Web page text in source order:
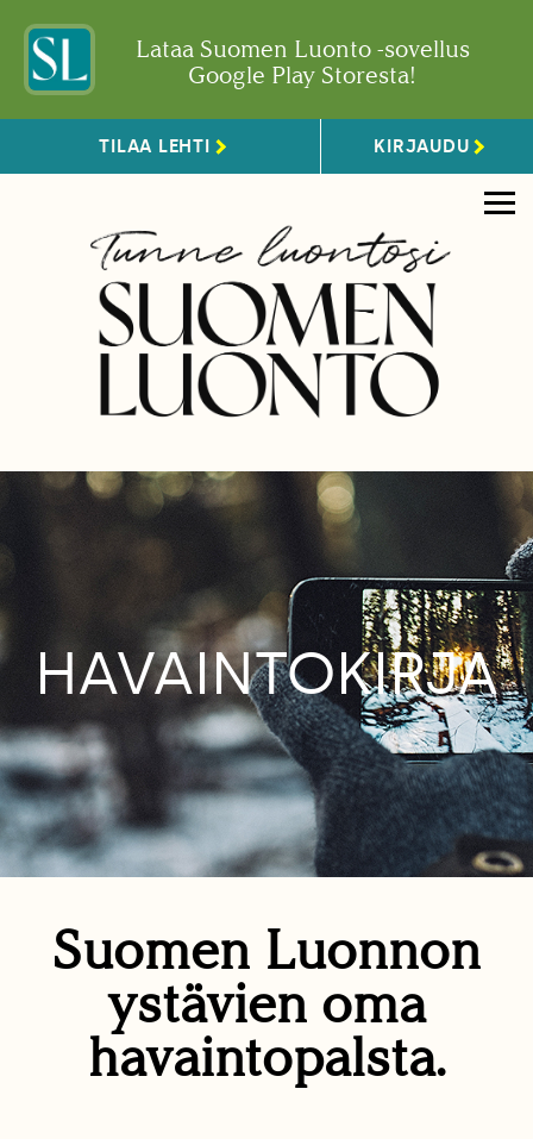
Lataa Suomen Luonto -sovellus
Google Play Storesta!
TILAA LEHTI KIRJAUDU
HAVAINTOKIRJA
Suomen Luonnon
ystävien oma
havaintopalsta.